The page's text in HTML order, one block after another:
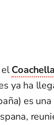
el
ya ha
es